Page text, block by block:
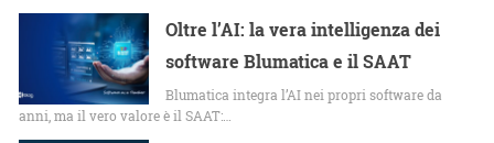
Oltre l’AI: la vera intelligenza dei
software Blumatica e il SAAT
Blumatica integra l’AI nei propri software da
anni, ma il vero valore è il SAAT:…